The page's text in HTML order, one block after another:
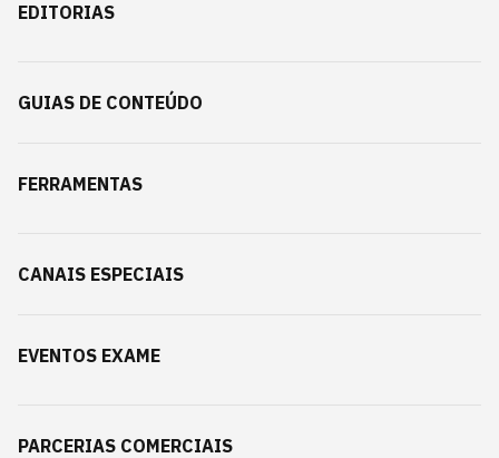
EDITORIAS
GUIAS DE CONTEÚDO
FERRAMENTAS
CANAIS ESPECIAIS
EVENTOS EXAME
PARCERIAS COMERCIAIS